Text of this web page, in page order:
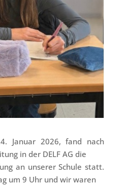
Januar 2026, fand nach
in der DELF AG die
an unserer Schule statt.
um 9 Uhr und wir waren